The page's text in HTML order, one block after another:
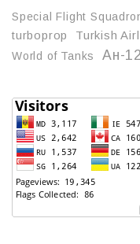
Special Flight
turboprop Turkish
World of Tanks
Ан-12